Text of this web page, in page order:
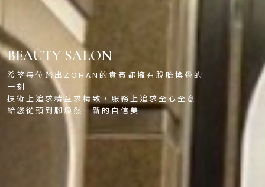
BEAUTY SALON
希望每位踏出ZOHAN的貴賓都擁有脫胎換骨的
一刻
技術上追求精益求精致，服務上追求全心全意
給您從頭到腳煥然一新的自信美